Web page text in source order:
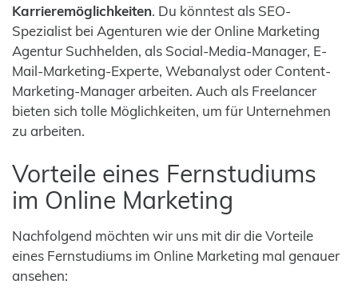
Karrieremöglichkeiten. Du könntest als SEO-
Spezialist bei Agenturen wie der Online Marketing
Agentur Suchhelden, als Social-Media-Manager, E-
Mail-Marketing-Experte, Webanalyst oder Content-
Marketing-Manager arbeiten. Auch als Freelancer
bieten sich tolle Möglichkeiten, um für Unternehmen
zu arbeiten.
Vorteile eines Fernstudiums
im Online Marketing
Nachfolgend möchten wir uns mit dir die Vorteile
eines Fernstudiums im Online Marketing mal genauer
ansehen: